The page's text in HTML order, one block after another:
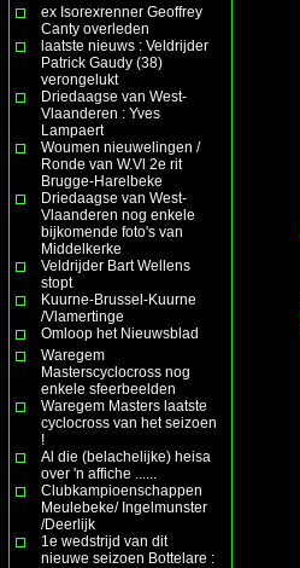
ex Isorexrenner Geoffrey
Canty overleden
laatste nieuws : Veldrijder
Patrick Gaudy (38)
verongelukt
Driedaagse van West-
Vlaanderen : Yves
Lampaert
Woumen nieuwelingen /
Ronde van W.Vl 2e rit
Brugge-Harelbeke
Driedaagse van West-
Vlaanderen nog enkele
bijkomende foto's van
Middelkerke
Veldrijder Bart Wellens
stopt
Kuurne-Brussel-Kuurne
/Vlamertinge
Omloop het Nieuwsblad
Waregem
Masterscyclocross nog
enkele sfeerbeelden
Waregem Masters laatste
cyclocross van het seizoen
!
Al die (belachelijke) heisa
over 'n affiche ......
Clubkampioenschappen
Meulebeke/ Ingelmunster
/Deerlijk
1e wedstrijd van dit
nieuwe seizoen Bottelare :